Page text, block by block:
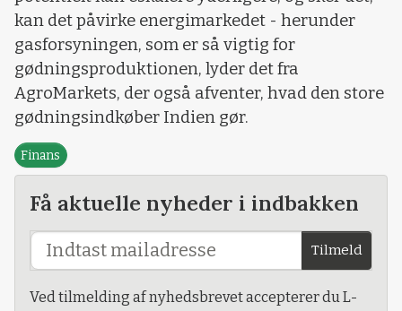
kan det påvirke energimarkedet - herunder
gasforsyningen, som er så vigtig for
gødningsproduktionen, lyder det fra
AgroMarkets, der også afventer, hvad den store
gødningsindkøber Indien gør.
Finans
Få aktuelle nyheder i indbakken
Tilmeld
Ved tilmelding af nyhedsbrevet accepterer du L-